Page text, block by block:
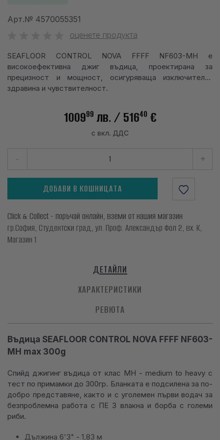
Арт.№ 4570055351
оценете продукта
SEAFLOOR CONTROL NOVA FFFF NF603-MH е
високоефективна джиг въдица, проектирана за
прецизност и мощност, осигуряваща изключителна
здравина и чувствителност.
100999 лв./ 51640 €
с вкл. ДДС
- +
ДОБАВИ В КОШНИЦАТА
Click & Collect - поръчай онлайн, вземи от нашия магазин
гр.София, Студентски град, ул. Проф. Александър Фол 2, вх. К,
Магазин 1
ДЕТАЙЛИ
ХАРАКТЕРИСТИКИ
РЕВЮТА
Въдица SEAFLOOR CONTROL NOVA FFFF NF603-
MH max 300g
Спийд джигинг въдица от клас MH - medium to heavy с
тест по примамки до 300гр. Бланката е подсилена за по-
добро представяне, както и с уголемен първи водач за
безпроблемна работа с ПЕ 3 влакна и борба с големи
риби.
Дължина 6'3" - 1,83 м